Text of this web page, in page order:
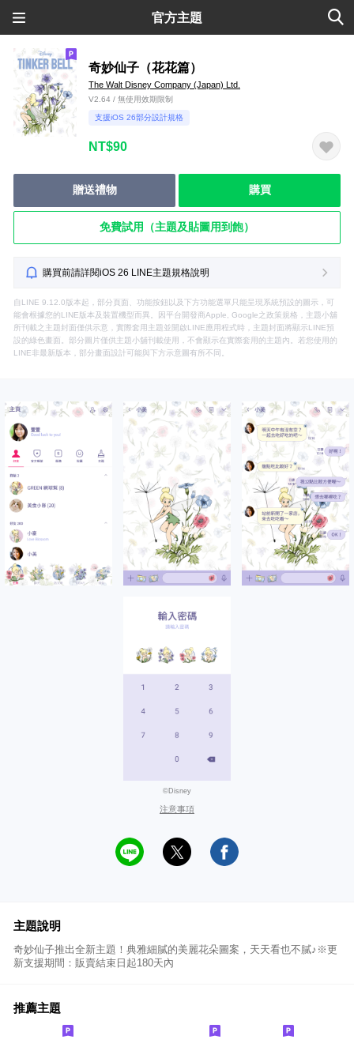
官方主題
奇妙仙子（花花篇）
The Walt Disney Company (Japan) Ltd.
V2.64 / 無使用效期限制
支援iOS 26部分設計規格
NT$90
贈送禮物 購買
免費試用（主題及貼圖用到飽）
購買前請詳閱iOS 26 LINE主題規格說明
自LINE 9.12.0版本起，部分頁面、功能按鈕以及下方功能選單只能呈現系統預設的圖示，可
能會根據您的LINE版本及裝置機型而異。因平台開發商Apple, Google之政策規格，主題小舖
所刊載之主題封面僅供示意，實際套用主題並開啟LINE應用程式時，主題封面將顯示LINE預
設的綠色畫面。部分圖片僅供主題小舖刊載使用，不會顯示在實際套用的主題內。若您使用的
LINE非最新版本，部分畫面設計可能與下方示意圖有所不同。
©Disney
注意事項
主題說明
奇妙仙子推出全新主題！典雅細膩的美麗花朵圖案，天天看也不膩♪※更
新支援期間：販賣結束日起180天內
推薦主題